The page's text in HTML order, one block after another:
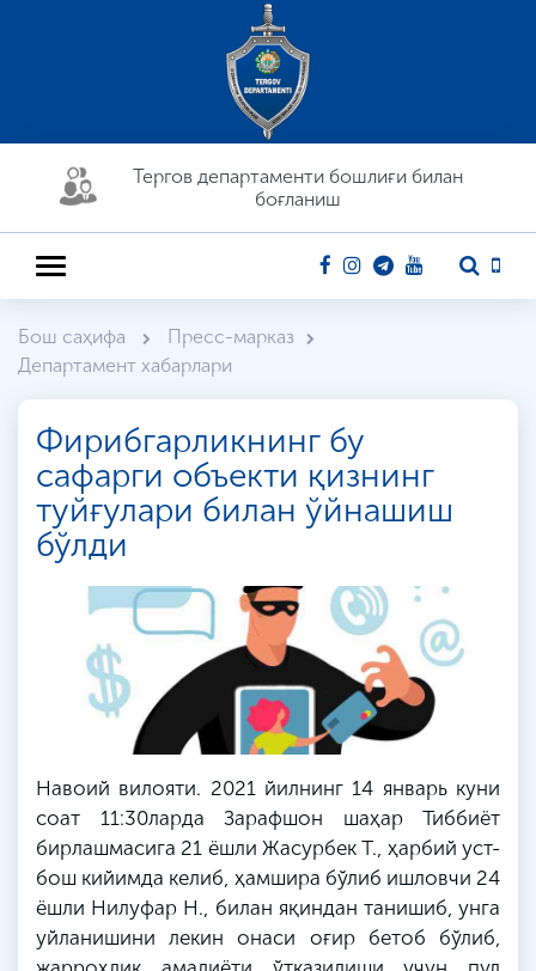
Тергов департaменти бошлиғи билан
боғланиш
Бош саҳифа
Пресс-марказ
Департамент хабарлари
Фирибгарликнинг бу
сафарги объекти қизнинг
туйғулари билан ўйнашиш
бўлди
Навоий вилояти. 2021 йилнинг 14 январь куни
соат 11:30ларда Зарафшон шаҳар Тиббиёт
бирлашмасига 21 ёшли Жасурбек Т., ҳарбий уст-
бош кийимда келиб, ҳамшира бўлиб ишловчи 24
ёшли Нилуфар Н., билан яқиндан танишиб, унга
уйланишини лекин онаси оғир бетоб бўлиб,